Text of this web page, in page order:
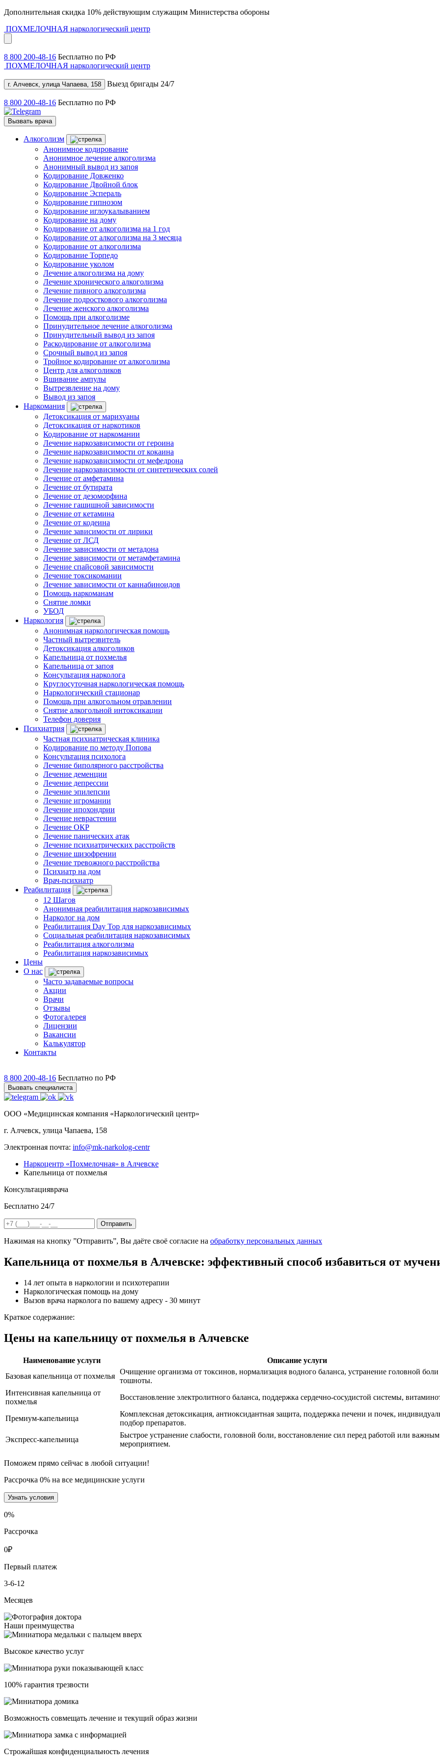
Дополнительная скидка 10% действующим служащим Министерства обороны
ПОХМЕЛОЧНАЯ наркологический центр
8 800 200-48-16 Бесплатно по РФ
ПОХМЕЛОЧНАЯ наркологический центр
г. Алчевск, улица Чапаева, 158 Выезд бригады 24/7
8 800 200-48-16 Бесплатно по РФ
Вызвать врача
Алкоголизм
Анонимное кодирование
Анонимное лечение алкоголизма
Анонимный вывод из запоя
Кодирование Довженко
Кодирование Двойной блок
Кодирование Эспераль
Кодирование гипнозом
Кодирование иглоукалыванием
Кодирование на дому
Кодирование от алкоголизма на 1 год
Кодирование от алкоголизма на 3 месяца
Кодирование от алкоголизма
Кодирование Торпедо
Кодирование уколом
Лечение алкоголизма на дому
Лечение хронического алкоголизма
Лечение пивного алкоголизма
Лечение подросткового алкоголизма
Лечение женского алкоголизма
Помощь при алкоголизме
Принудительное лечение алкоголизма
Принудительный вывод из запоя
Раскодирование от алкоголизма
Срочный вывод из запоя
Тройное кодирование от алкоголизма
Центр для алкоголиков
Вшивание ампулы
Вытрезвление на дому
Вывод из запоя
Наркомания
Детоксикация от марихуаны
Детоксикация от наркотиков
Кодирование от наркомании
Лечение наркозависимости от героина
Лечение наркозависимости от кокаина
Лечение наркозависимости от мефедрона
Лечение наркозависимости от синтетических солей
Лечение от амфетамина
Лечение от бутирата
Лечение от дезоморфина
Лечение гашишной зависимости
Лечение от кетамина
Лечение от кодеина
Лечение зависимости от лирики
Лечение от ЛСД
Лечение зависимости от метадона
Лечение зависимости от метамфетамина
Лечение спайсовой зависимости
Лечение токсикомании
Лечение зависимости от каннабиноидов
Помощь наркоманам
Снятие ломки
УБОД
Наркология
Анонимная наркологическая помощь
Частный вытрезвитель
Детоксикация алкоголиков
Капельница от похмелья
Капельница от запоя
Консультация нарколога
Круглосуточная наркологическая помощь
Наркологический стационар
Помощь при алкогольном отравлении
Снятие алкогольной интоксикации
Телефон доверия
Психиатрия
Частная психиатрическая клиника
Кодирование по методу Попова
Консультация психолога
Лечение биполярного расстройства
Лечение деменции
Лечение депрессии
Лечение эпилепсии
Лечение игромании
Лечение ипохондрии
Лечение неврастении
Лечение ОКР
Лечение панических атак
Лечение психиатрических расстройств
Лечение шизофрении
Лечение тревожного расстройства
Психиатр на дом
Врач-психиатр
Реабилитация
12 Шагов
Анонимная реабилитация наркозависимых
Нарколог на дом
Реабилитация Day Top для наркозависимых
Социальная реабилитация наркозависимых
Реабилитация алкоголизма
Реабилитация наркозависимых
Цены
О нас
Часто задаваемые вопросы
Акции
Врачи
Отзывы
Фотогалерея
Лицензии
Вакансии
Калькулятор
Контакты
8 800 200-48-16 Бесплатно по РФ
Вызвать специалиста
ООО «Медицинская компания «Наркологический центр»
г. Алчевск, улица Чапаева, 158
Электронная почта: info@mk-narkolog-centr
Наркоцентр «Похмелочная» в Алчевске
Капельница от похмелья
Консультацияврача
Бесплатно 24/7
Отправить
Нажимая на кнопку ”Отправить”, Вы даёте своё согласие на обработку персональных данных
Капельница от похмелья в Алчевске: эффективный способ избавиться от
14 лет опыта в наркологии и психотерапии
Наркологическая помощь на дому
Вызов врача нарколога по вашему адресу - 30 минут
Краткое содержание:
Цены на капельницу от похмелья в Алчевске
Наименование услуги
Описание услуги
Базовая капельница от похмелья
Очищение организма от токсинов, нормализация водного баланса, устранение головной
тошноты.
Интенсивная капельница от
похмелья
Восстановление электролитного баланса, поддержка сердечно-сосудистой системы,
Премиум-капельница
Комплексная детоксикация, антиоксидантная защита, поддержка печени и почек,
подбор препаратов.
Экспресс-капельница
Быстрое устранение слабости, головной боли, восстановление сил перед работой или важным
мероприятием.
Поможем прямо сейчас в любой ситуации!
Рассрочка 0% на все медицинские услуги
Узнать условия
0%
Рассрочка
0₽
Первый платеж
3-6-12
Месяцев
Наши преимущества
Высокое качество услуг
100% гарантия трезвости
Возможность совмещать лечение и текущий образ жизни
Строжайшая конфиденциальность лечения